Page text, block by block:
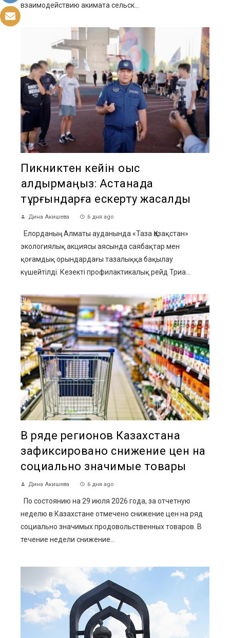
взаимодействию акимата сельск...
Пикниктен кейін қоқыс
қалдырмаңыз: Астанада
тұрғындарға ескерту жасалды
Дина Акишева 6 дня ago
Елорданың Алматы ауданында «Таза Қазақстан»
экологиялық акциясы аясында саябақтар мен
қоғамдық орындардағы тазалыққа бақылау
күшейтілді. Кезекті профилактикалық рейд Триа...
В ряде регионов Казахстана
зафиксировано снижение цен на
социально значимые товары
Дина Акишева 6 дня ago
По состоянию на 29 июля 2026 года, за отчетную
неделю в Казахстане отмечено снижение цен на ряд
социально значимых продовольственных товаров. В
течение недели снижение...